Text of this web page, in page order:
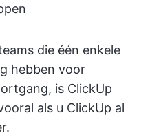
die één enkele
hebben voor
is ClickUp
als u ClickUp al